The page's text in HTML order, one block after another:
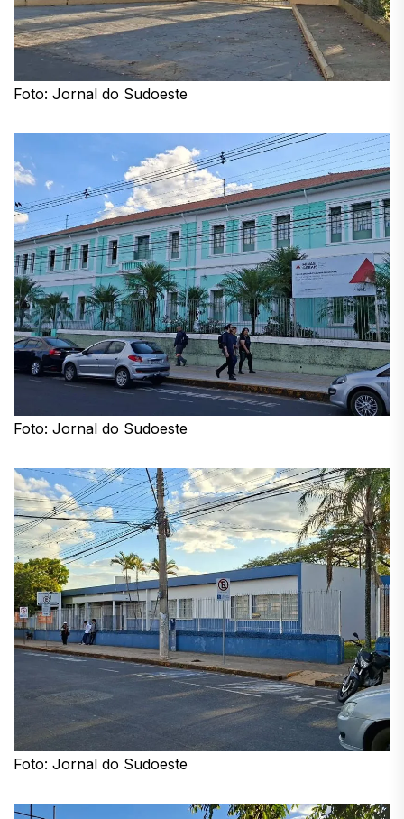
Foto: Jornal do Sudoeste
Foto: Jornal do Sudoeste
Foto: Jornal do Sudoeste